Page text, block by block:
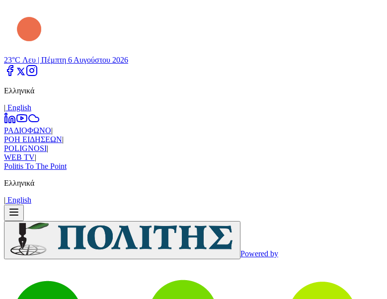
23°C Λευ | Πέμπτη 6 Αυγούστου 2026
Ελληνικά
| Εnglish
ΡΑΔΙΟΦΩΝΟ|
ΡΟΗ ΕΙΔΗΣΕΩΝ|
POLIGNOSI|
WEB TV|
Politis To The Point
Ελληνικά
| Εnglish
Powered by